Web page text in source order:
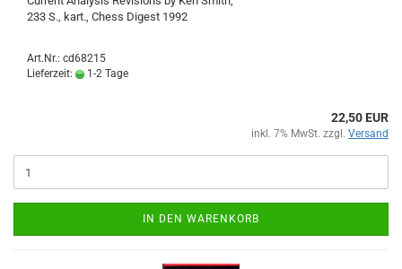
233 S., kart., Chess Digest 1992
Art.Nr.: cd68215
Lieferzeit:
1-2 Tage
22,50 EUR
inkl. 7% MwSt. zzgl. Versand
IN DEN WARENKORB